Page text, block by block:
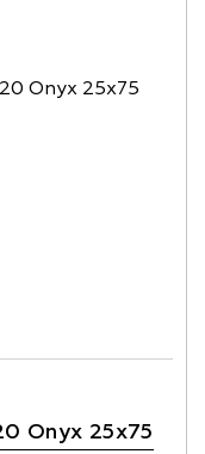
Onyx 25x75